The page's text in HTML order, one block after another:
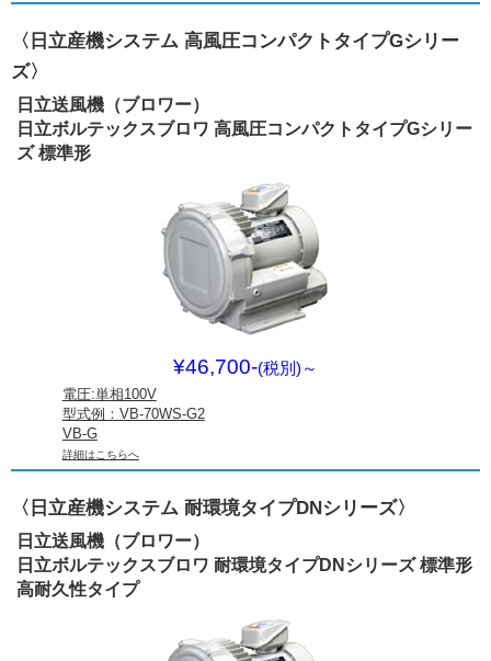
〈日立産機システム 高風圧コンパクトタイプGシリー
ズ〉
日立送風機（ブロワー）
日立ボルテックスブロワ 高風圧コンパクトタイプGシリー
ズ 標準形
¥46,700-(税別) ～
電圧:単相100V
型式例：VB-70WS-G2
VB-G
詳細はこちらへ
〈日立産機システム 耐環境タイプDNシリーズ〉
日立送風機（ブロワー）
日立ボルテックスブロワ 耐環境タイプDNシリーズ 標準形
高耐久性タイプ